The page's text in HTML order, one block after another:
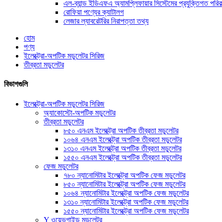
এল-ব্যান্ড ইডিএফএ অ্যামপ্লিফায়ার সিস্টেমের প্রযুক্তিগত
রোফিয়া পণ্যের ক্যাটালগ
লেজার ল্যাবরেটরির নিরাপত্তা তথ্য
হোম
পণ্য
ইলেক্ট্রো-অপটিক মডুলেটর সিরিজ
তীব্রতা মডুলেটর
বিভাগগুলি
ইলেক্ট্রো-অপটিক মডুলেটর সিরিজ
অ্যাকোস্টো-অপটিক মডুলেটর
তীব্রতা মডুলেটর
৮৫০ এনএম ইলেক্ট্রো অপটিক তীব্রতা মডুলেটর
১০৬৪ এনএম ইলেক্ট্রো অপটিক তীব্রতা মডুলেটর
১৩১০ এনএম ইলেক্ট্রো অপটিক তীব্রতা মডুলেটর
১৫৫০ এনএম ইলেক্ট্রো অপটিক তীব্রতা মডুলেটর
ফেজ মডুলেটর
৭৮০ ন্যানোমিটার ইলেক্ট্রো অপটিক ফেজ মডুলেটর
৮৫০ ন্যানোমিটার ইলেক্ট্রো অপটিক ফেজ মডুলেটর
১০৬৪ ন্যানোমিটার ইলেক্ট্রো অপটিক ফেজ মডুলেটর
১৩১০ ন্যানোমিটার ইলেক্ট্রো অপটিক ফেজ মডুলেটর
১৫৫০ ন্যানোমিটার ইলেক্ট্রো অপটিক ফেজ মডুলেটর
Y ওয়েভগাইড মডুলেটর